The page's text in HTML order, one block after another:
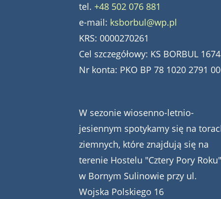
tel. +48 502 076 881
e-mail: ksborbul@wp.pl
KRS: 0000270261
Cel szczegółowy: KS BORBUL
Nr konta: PKO BP 78 1020 2791
W sezonie wiosenno-letnio-
jesiennym spotykamy się na
ziemnych, które znajdują się na
terenie Hostelu "Cztery Pory Roku"
w Bornym Sulinowie przy ul.
Wojska Polskiego 16